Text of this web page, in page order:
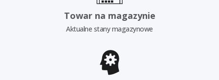
Towar na magazynie
Aktualne stany magazynowe